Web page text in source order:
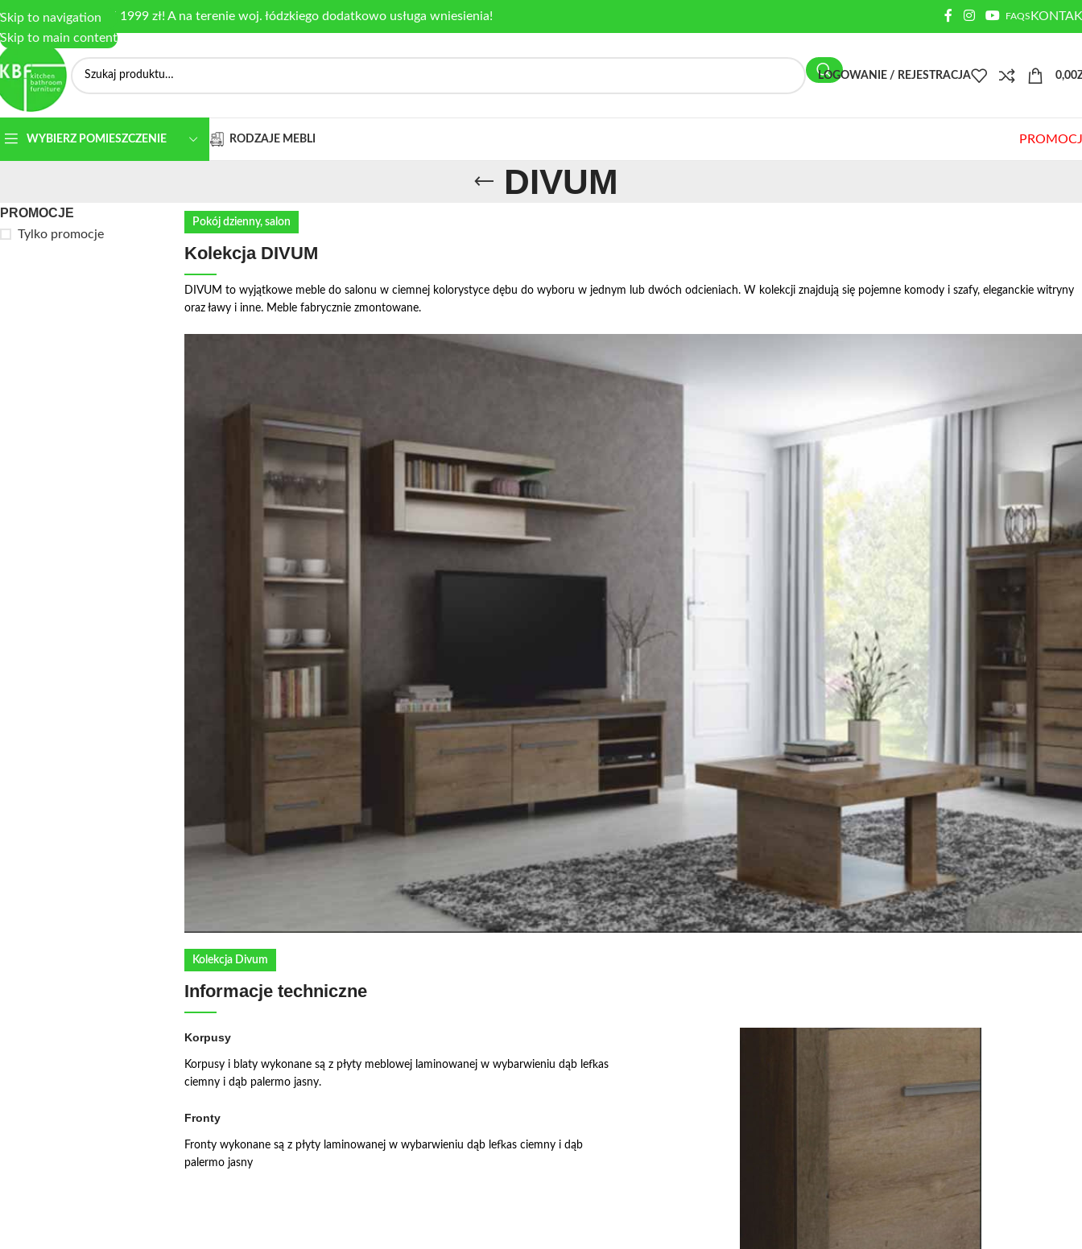
Skip to navigation
Skip to main content
dostawa od 1999 zł! A na terenie woj. łódzkiego dodatkowo usługa wniesienia! FAQS
LOGOWANIE / REJESTRACJA 0,00
WYBIERZ POMIESZCZENIE RODZAJE MEBLI
DIVUM
PROMOCJE
Tylko promocje
Pokój dzienny, salon
Kolekcja DIVUM
DIVUM to wyjątkowe meble do salonu w ciemnej kolorystyce dębu do wyboru w jednym lub dwóch odcieniach. W kolekcji znajdują się pojemne komody i szafy, eleganckie witryny
oraz ławy i inne. Meble fabrycznie zmontowane.
Kolekcja Divum
Informacje techniczne
Korpusy
Korpusy i blaty wykonane są z płyty meblowej laminowanej w wybarwieniu dąb lefkas
ciemny i dąb palermo jasny.
Fronty
Fronty wykonane są z płyty laminowanej w wybarwieniu dąb lefkas ciemny i dąb
palermo jasny